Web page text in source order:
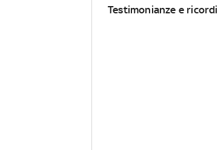
Testimonianze e